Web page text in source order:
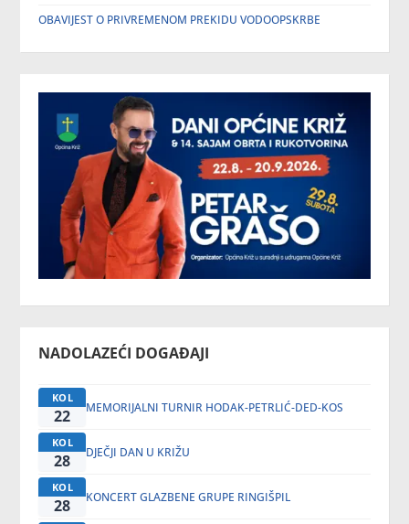
OBAVIJEST O PRIVREMENOM PREKIDU VODOOPSKRBE
NADOLAZEĆI DOGAĐAJI
KOL
22 MEMORIJALNI TURNIR HODAK-PETRLIĆ-DED-KOS
KOL
28 DJEČJI DAN U KRIŽU
KOL
28 KONCERT GLAZBENE GRUPE RINGIŠPIL